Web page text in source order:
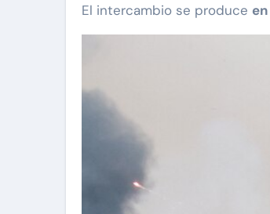
El intercambio se produce